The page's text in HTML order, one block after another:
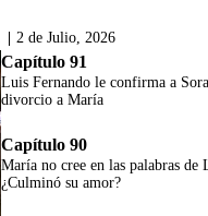
2 de Julio, 2026
Capítulo 91
Luis Fernando le confirma a
divorcio a María
Capítulo 90
María no cree en las palabras de
¿Culminó su amor?